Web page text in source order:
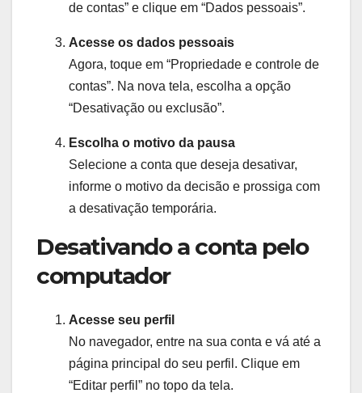
de contas” e clique em “Dados pessoais”.
Acesse os dados pessoais
Agora, toque em “Propriedade e controle de
contas”. Na nova tela, escolha a opção
“Desativação ou exclusão”.
Escolha o motivo da pausa
Selecione a conta que deseja desativar,
informe o motivo da decisão e prossiga com
a desativação temporária.
Desativando a conta pelo
computador
Acesse seu perfil
No navegador, entre na sua conta e vá até a
página principal do seu perfil. Clique em
“Editar perfil” no topo da tela.